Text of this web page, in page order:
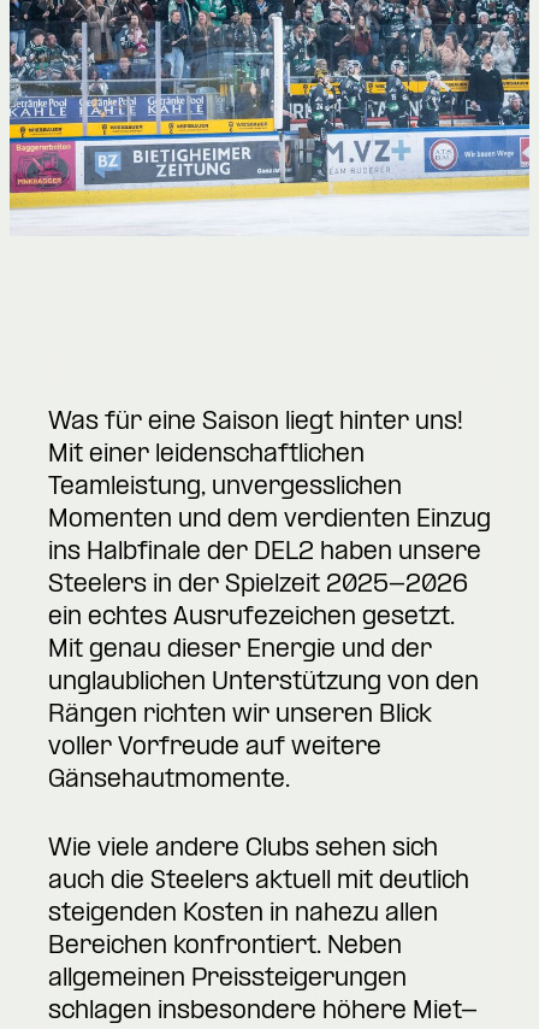
Was für eine Saison liegt hinter uns!
Mit einer leidenschaftlichen
Teamleistung, unvergesslichen
Momenten und dem verdienten Einzug
ins Halbfinale der DEL2 haben unsere
Steelers in der Spielzeit 2025-2026
ein echtes Ausrufezeichen gesetzt.
Mit genau dieser Energie und der
unglaublichen Unterstützung von den
Rängen richten wir unseren Blick
voller Vorfreude auf weitere
Gänsehautmomente.
Wie viele andere Clubs sehen sich
auch die Steelers aktuell mit deutlich
steigenden Kosten in nahezu allen
Bereichen konfrontiert. Neben
allgemeinen Preissteigerungen
schlagen insbesondere höhere Miet-